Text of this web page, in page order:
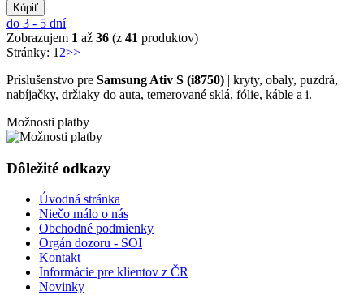
Kúpiť
do 3 - 5 dní
Zobrazujem 1 až 36 (z 41 produktov)
Stránky: 1 2>>
Príslušenstvo pre Samsung Ativ S (i8750) | kryty, obaly, puzdrá,
nabíjačky, držiaky do auta, temerované sklá, fólie, káble a i.
Možnosti platby
Dôležité odkazy
Úvodná stránka
Niečo málo o nás
Obchodné podmienky
Orgán dozoru - SOI
Kontakt
Informácie pre klientov z ČR
Novinky